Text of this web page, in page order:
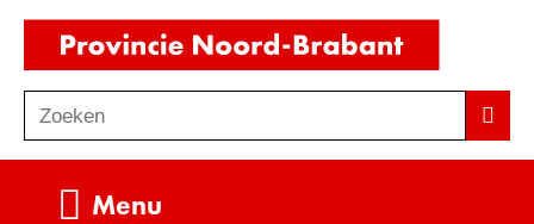
Ga
de
inhoud
o
Zoeken
Menu